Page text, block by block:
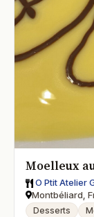
Moelleux
O Ptit Atelier
Montbéliard,
Desserts